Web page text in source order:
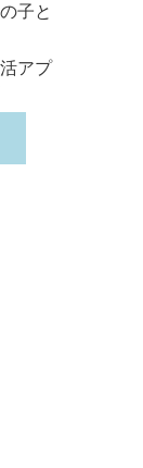
子と
アプ